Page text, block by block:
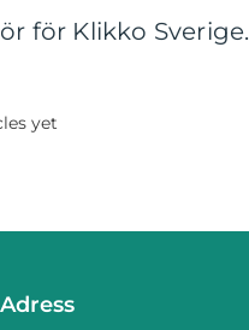
för Klikko Sverige.
yet
Adress